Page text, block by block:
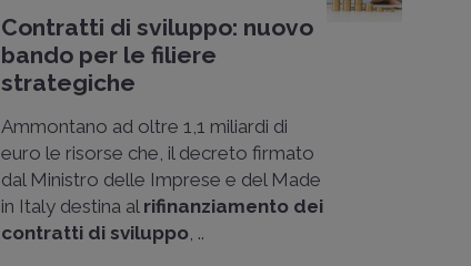
Contratti di sviluppo: nuovo
bando per le filiere
strategiche
Ammontano ad oltre 1,1 miliardi di
euro le risorse che, il decreto firmato
dal Ministro delle Imprese e del Made
in Italy destina al rifinanziamento dei
contratti di sviluppo , ..